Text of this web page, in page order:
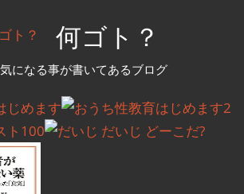
何ゴト？
になる事が書いてあるブログ